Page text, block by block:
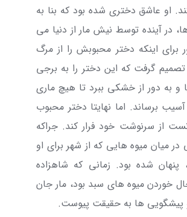
او عاشق دختری شده بود که بنا به
در آینده توسط نیش مار از دنیا می
برای اینکه دختر محبوبش را از مرگ
گرفت که این دختر را به برجی
و به دور از خشکی ببرد تا هیچ ماری
آسیب برساند. اما نهایتا دختر محبوب
از سرنوشت خود فرار کند. جراکه
میان میوه هایی که از شهر برای او
پنهان شده بود. زمانی که شاهزاده
خوردن میوه های سبد بود، مار جان
پیشگویی ها به حقیقت پیوست.